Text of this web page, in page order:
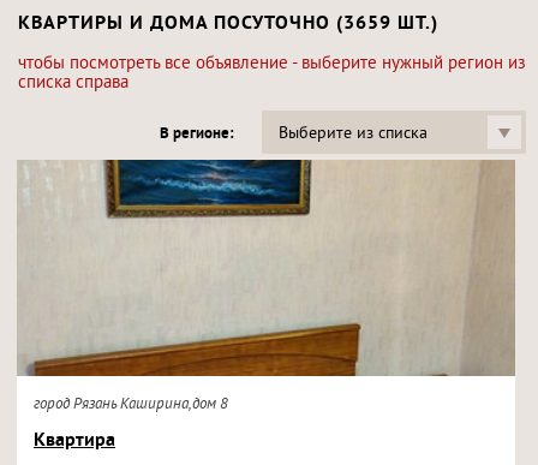
КВАРТИРЫ И ДОМА ПОСУТОЧНО (3659 ШТ.)
чтобы посмотреть все объявление - выберите нужный регион из
списка справа
В регионе: Выберите из списка
город Рязань Каширина,дом 8
Квартира